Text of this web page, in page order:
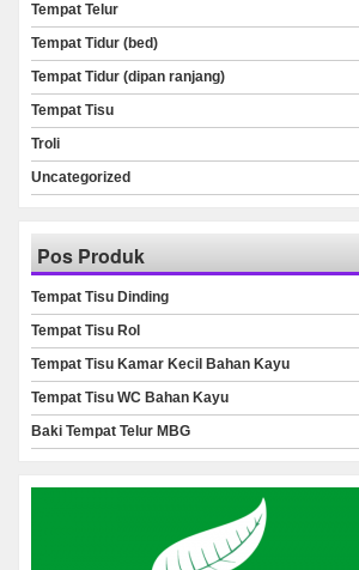
Tempat Telur
Tempat Tidur (bed)
Tempat Tidur (dipan ranjang)
Tempat Tisu
Troli
Uncategorized
Pos Produk
Tempat Tisu Dinding
Tempat Tisu Rol
Tempat Tisu Kamar Kecil Bahan Kayu
Tempat Tisu WC Bahan Kayu
Baki Tempat Telur MBG